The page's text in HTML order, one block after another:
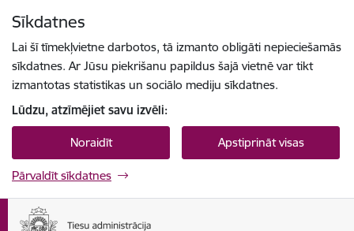
Sīkdatnes
Lai šī tīmekļvietne darbotos, tā izmanto obligāti nepieciešamās
sīkdatnes. Ar Jūsu piekrišanu papildus šajā vietnē var tikt
izmantotas statistikas un sociālo mediju sīkdatnes.
Lūdzu, atzīmējiet savu izvēli:
Noraidīt Apstiprināt visas
Pārvaldīt sīkdatnes